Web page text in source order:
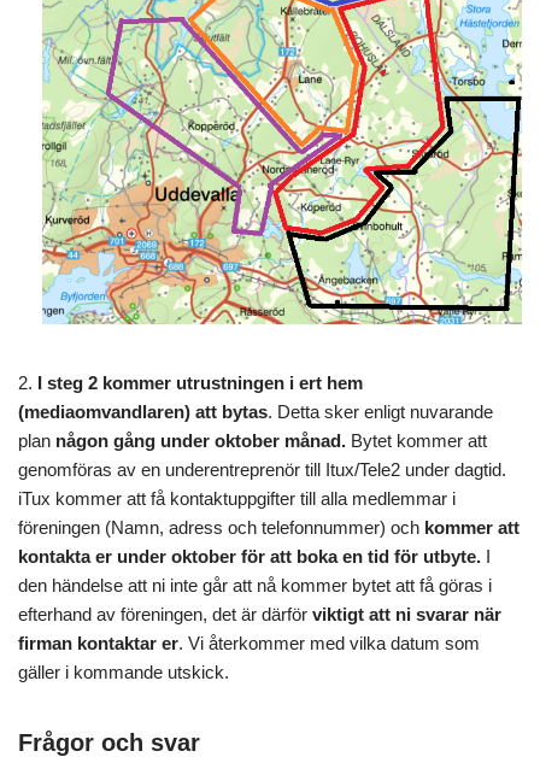
2. I steg 2 kommer utrustningen i ert hem
(mediaomvandlaren) att bytas. Detta sker enligt nuvarande
plan någon gång under oktober månad. Bytet kommer att
genomföras av en underentreprenör till Itux/Tele2 under dagtid.
iTux kommer att få kontaktuppgifter till alla medlemmar i
föreningen (Namn, adress och telefonnummer) och kommer att
kontakta er under oktober för att boka en tid för utbyte. I
den händelse att ni inte går att nå kommer bytet att få göras i
efterhand av föreningen, det är därför viktigt att ni svarar när
firman kontaktar er. Vi återkommer med vilka datum som
gäller i kommande utskick.
Frågor och svar